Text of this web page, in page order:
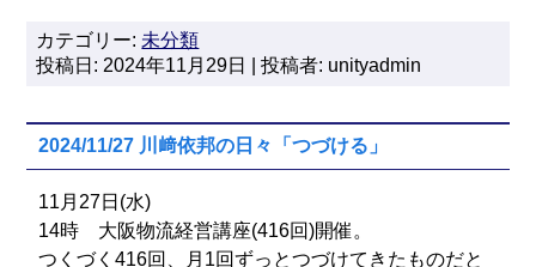
カテゴリー: 未分類
投稿日: 2024年11月29日 | 投稿者: unityadmin
2024/11/27 川﨑依邦の日々「つづける」
11月27日(水)
14時 大阪物流経営講座(416回)開催。
つくづく416回、月1回ずっとつづけてきたものだと